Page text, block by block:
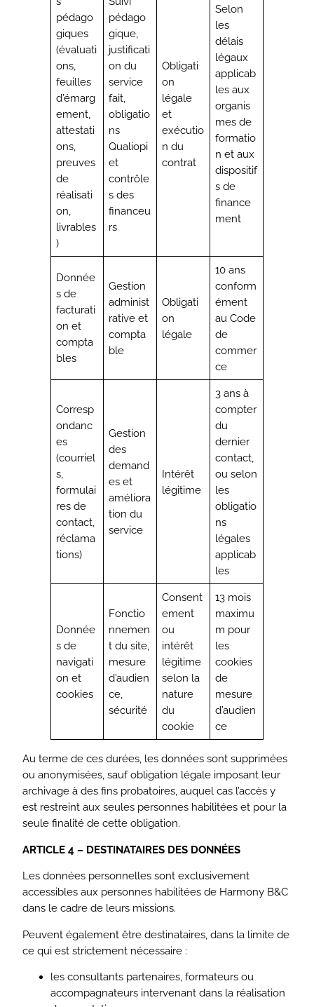
pédago
giques
(évaluati
ons,
feuilles
d’émarg
ement,
attestati
ons,
preuves
de
réalisati
on,
livrables
)
pédago
gique,
justificati
on du
service
fait,
obligatio
ns
Qualiopi
et
contrôle
s des
financeu
rs
Obligati
on
légale
et
exécutio
n du
contrat
Selon
les
délais
légaux
applicab
les aux
organis
mes de
formatio
n et aux
dispositif
s de
finance
ment
Donnée
s de
facturati
on et
compta
bles
Gestion
administ
rative et
compta
ble
Obligati
on
légale
10 ans
conform
ément
au Code
de
commer
ce
Corresp
ondanc
es
(courriel
s,
formulai
res de
contact,
réclama
tions)
Gestion
des
demand
es et
améliora
tion du
service
Intérêt
légitime
3 ans à
compter
du
dernier
contact,
ou selon
les
obligatio
ns
légales
applicab
les
Donnée
s de
navigati
on et
cookies
Fonctio
nnemen
t du site,
mesure
d’audien
ce,
sécurité
Consent
ement
ou
intérêt
légitime
selon la
nature
du
cookie
13 mois
maximu
m pour
les
cookies
de
mesure
d’audien
ce
Au terme de ces durées, les données sont supprimées
ou anonymisées, sauf obligation légale imposant leur
archivage à des fins probatoires, auquel cas l’accès y
est restreint aux seules personnes habilitées et pour la
seule finalité de cette obligation.
ARTICLE 4 – DESTINATAIRES DES DONNÉES
Les données personnelles sont exclusivement
accessibles aux personnes habilitées de Harmony B&C
dans le cadre de leurs missions.
Peuvent également être destinataires, dans la limite de
ce qui est strictement nécessaire :
les consultants partenaires, formateurs ou
accompagnateurs intervenant dans la réalisation